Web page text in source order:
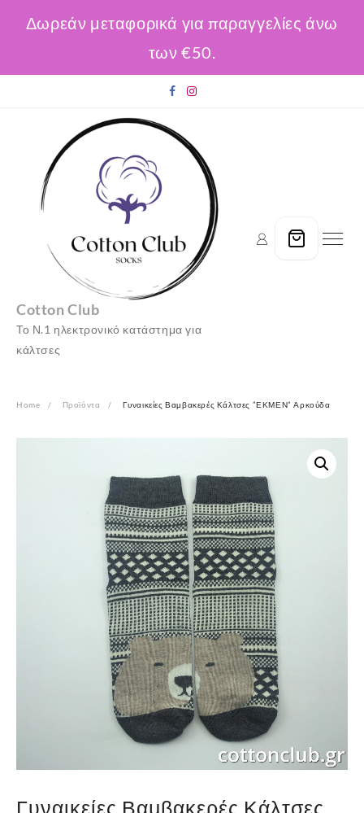
Δωρεάν μεταφορικά για παραγγελίες άνω
των €50.
Cotton Club
Το Ν.1 ηλεκτρονικό κατάστημα για
κάλτσες
Home Προϊόντα Γυναικείες Βαμβακερές Κάλτσες ”ΕΚΜΕΝ” Αρκούδα
Γυναικείες Βαμβακερές Κάλτσες